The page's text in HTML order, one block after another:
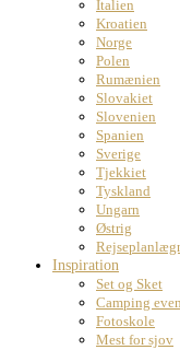
Italien
Kroatien
Norge
Polen
Rumænien
Slovakiet
Slovenien
Spanien
Sverige
Tjekkiet
Tyskland
Ungarn
Østrig
Inspiration
Set og Sket
Camping
Fotoskole
Mest for sjov